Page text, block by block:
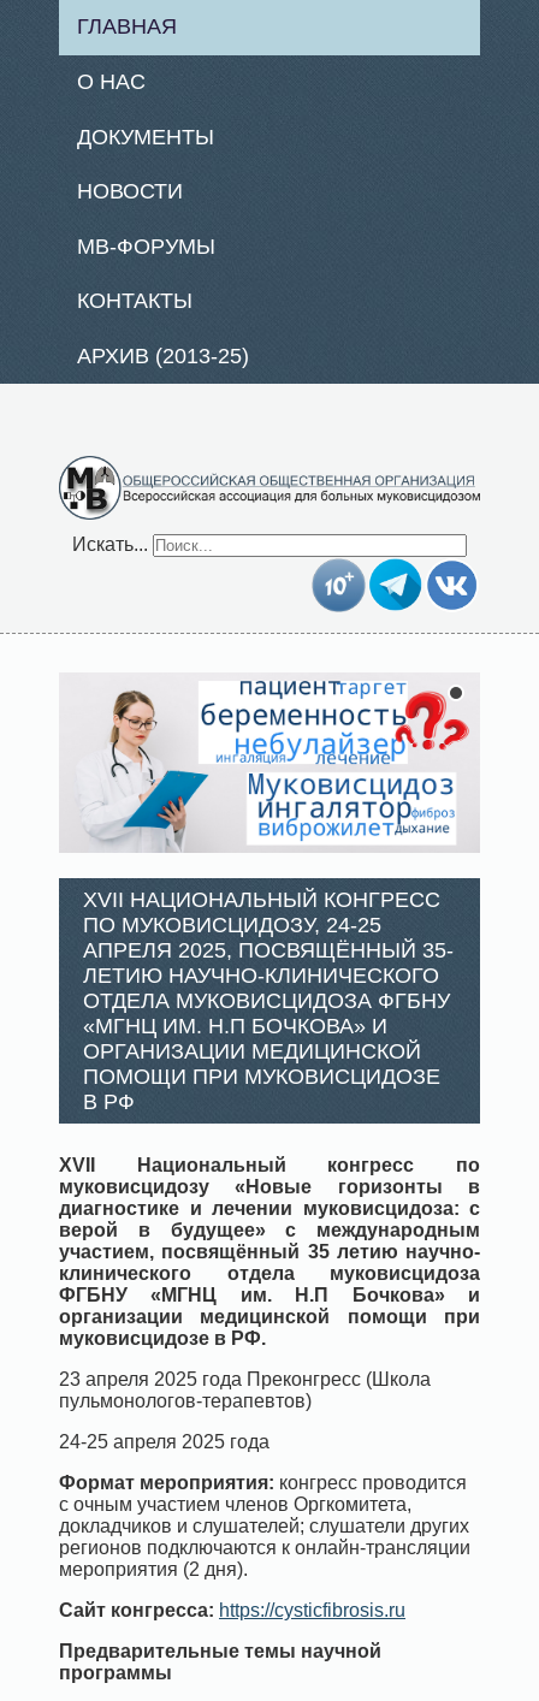
ГЛАВНАЯ
О НАС
ДОКУМЕНТЫ
НОВОСТИ
МВ-ФОРУМЫ
КОНТАКТЫ
АРХИВ (2013-25)
Искать...
XVII НАЦИОНАЛЬНЫЙ КОНГРЕСС
ПО МУКОВИСЦИДОЗУ, 24-25
АПРЕЛЯ 2025, ПОСВЯЩЁННЫЙ 35-
ЛЕТИЮ НАУЧНО-КЛИНИЧЕСКОГО
ОТДЕЛА МУКОВИСЦИДОЗА ФГБНУ
«МГНЦ ИМ. Н.П БОЧКОВА» И
ОРГАНИЗАЦИИ МЕДИЦИНСКОЙ
ПОМОЩИ ПРИ МУКОВИСЦИДОЗЕ
В РФ
XVII Национальный конгресс по
муковисцидозу «Новые горизонты в
диагностике и лечении муковисцидоза: с
верой в будущее» с международным
участием, посвящённый 35 летию научно-
клинического отдела муковисцидоза
ФГБНУ «МГНЦ им. Н.П Бочкова» и
организации медицинской помощи при
муковисцидозе в РФ.
23 апреля 2025 года Преконгресс (Школа
пульмонологов-терапевтов)
24-25 апреля 2025 года
Формат мероприятия: конгресс проводится
с очным участием членов Оргкомитета,
докладчиков и слушателей; слушатели других
регионов подключаются к онлайн-трансляции
мероприятия (2 дня).
Сайт конгресса: https://cysticfibrosis.ru
Предварительные темы научной
программы